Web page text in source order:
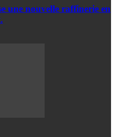
une nouvelle raffinerie en